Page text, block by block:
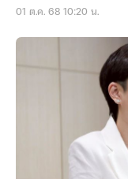
01 ต.ค. 68 10:20 น.